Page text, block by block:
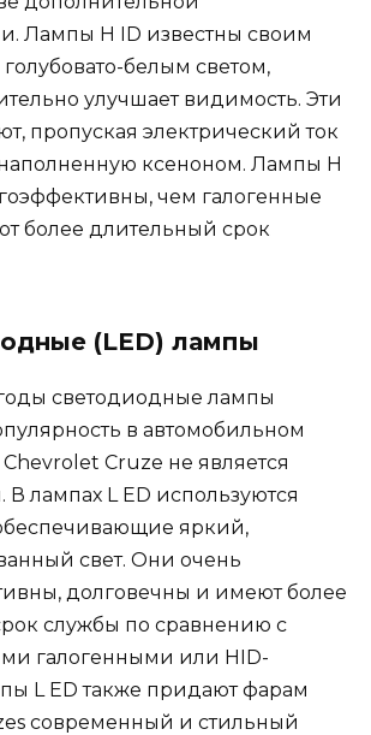
Лампы H ID известны своим
белым светом,
улучшает видимость. Эти
пропуская электрический ток
наполненную ксеноном. Лампы H
чем галогенные
более длительный срок
(LED) лампы
светодиодные лампы
в автомобильном
Cruze не является
лампах L ED используются
яркий,
свет. Они очень
долговечны и имеют более
службы по сравнению с
галогенными или HID-
L ED также придают фарам
современный и стильный